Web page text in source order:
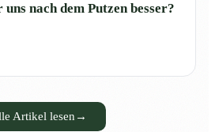
nach dem Putzen besser?
Artikel lesen →